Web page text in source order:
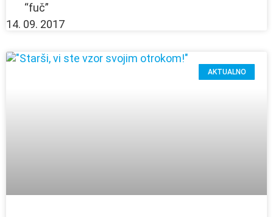
“fuč”
14. 09. 2017
AKTUALNO